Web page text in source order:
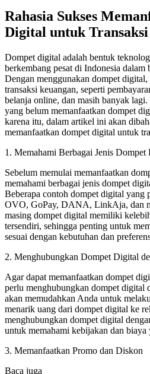
Rahasia Sukses
Digital untuk
Dompet digital adalah bentuk
berkembang pesat di Indonesia dalam
Dengan menggunakan dompet
transaksi keuangan, seperti
belanja online, dan masih banyak
yang belum memanfaatkan dompet
karena itu, dalam artikel ini akan
memanfaatkan dompet digital untuk
1. Memahami Berbagai Jenis Dompet
Sebelum memulai memanfaatkan
memahami berbagai jenis dompet
Beberapa contoh dompet digital yang
OVO, GoPay, DANA, LinkAja, dan
masing dompet digital memiliki
tersendiri, sehingga penting untuk
sesuai dengan kebutuhan dan
2. Menghubungkan Dompet Digital
Agar dapat memanfaatkan dompet
perlu menghubungkan dompet digital
akan memudahkan Anda untuk
menarik uang dari dompet digital ke
menghubungkan dompet digital
untuk memahami kebijakan dan biaya
3. Memanfaatkan Promo dan Diskon
Baca juga